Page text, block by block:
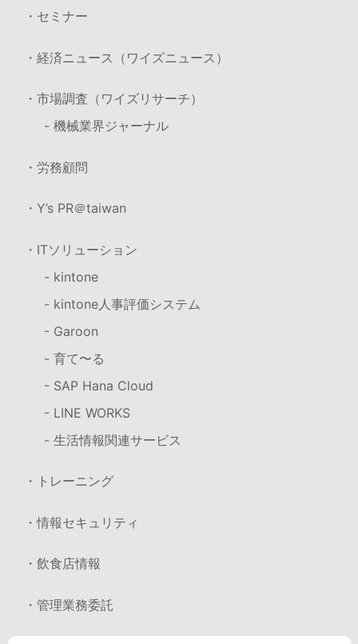
・セミナー
・経済ニュース（ワイズニュース）
・市場調査（ワイズリサーチ）
- 機械業界ジャーナル
・労務顧問
・Y’s PR＠taiwan
・ITソリューション
- kintone
- kintone人事評価システム
- Garoon
- 育て〜る
- SAP Hana Cloud
- LINE WORKS
- 生活情報関連サービス
・トレーニング
・情報セキュリティ
・飲食店情報
・管理業務委託